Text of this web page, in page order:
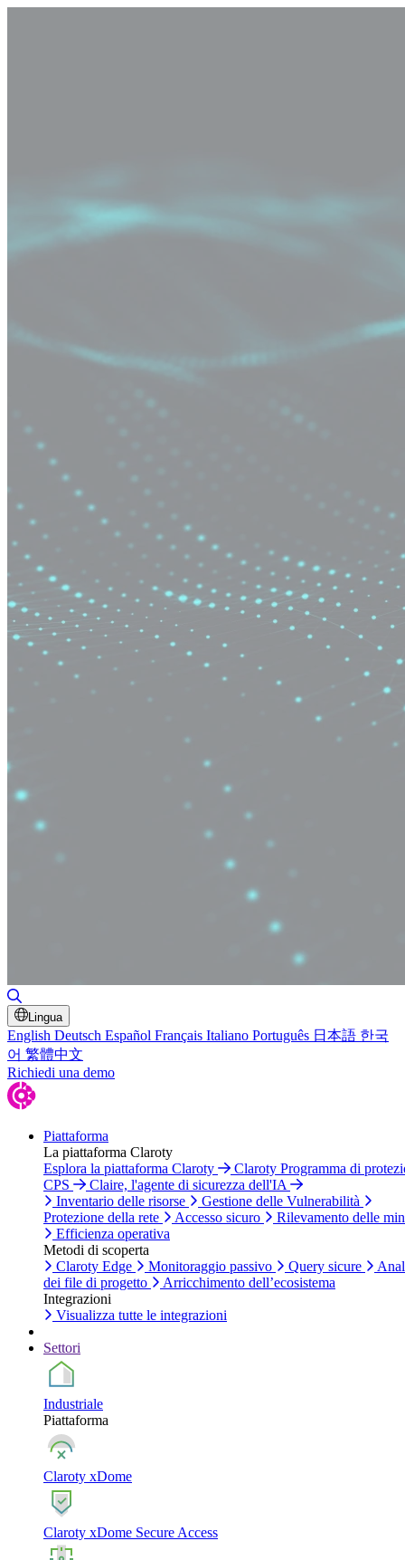
Lingua
English Deutsch Español Français Italiano Português 日本語 한국
어 繁體中文
Richiedi una demo
Piattaforma
La piattaforma Claroty
Esplora la piattaforma Claroty
Claroty Programma di
CPS
Claire, l'agente di sicurezza dell'IA
Inventario delle risorse
Gestione delle Vulnerabilità
Protezione della rete
Accesso sicuro
Rilevamento delle
Efficienza operativa
Metodi di scoperta
Claroty Edge
Monitoraggio passivo Query sicure
dei file di progetto
Arricchimento dell’ecosistema
Integrazioni
Visualizza tutte le integrazioni
Settori
Industriale
Piattaforma
Claroty xDome
Claroty xDome Secure Access